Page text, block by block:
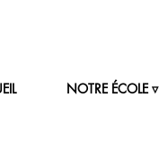
NOTRE ÉCOLE ▿